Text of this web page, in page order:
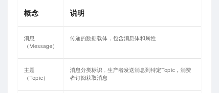
概念 说明
消息
（Message）
传递的数据载体，包含消息体和属性
主题
（Topic）
消息分类标识，生产者发送消息到特定Topic，消费
者订阅获取消息